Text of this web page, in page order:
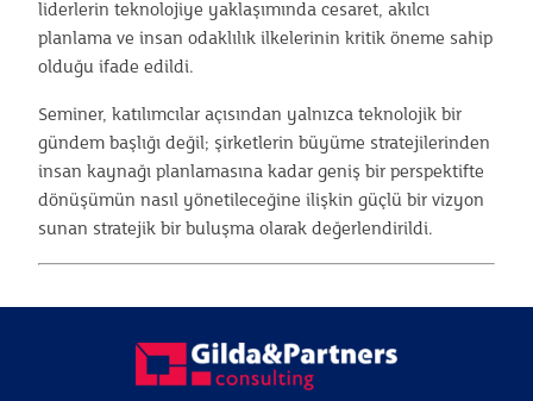
liderlerin teknolojiye yaklaşımında cesaret, akılcı
planlama ve insan odaklılık ilkelerinin kritik öneme sahip
olduğu ifade edildi.
Seminer, katılımcılar açısından yalnızca teknolojik bir
gündem başlığı değil; şirketlerin büyüme stratejilerinden
insan kaynağı planlamasına kadar geniş bir perspektifte
dönüşümün nasıl yönetileceğine ilişkin güçlü bir vizyon
sunan stratejik bir buluşma olarak değerlendirildi.